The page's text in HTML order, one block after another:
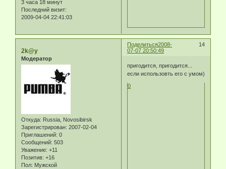
3 часа 18 минут
Последний визит:
2009-04-04 22:41:03
Поделиться 14
2008-
07-07 20:50:49
2k@y
Модератор
Откуда: Russia, Novosibirsk
Зарегистрирован: 2007-02-04
Приглашений: 0
Сообщений: 503
Уважение: +11
Позитив: +16
Пол: Мужской
пригодится, пригодится...
если использовть его с умом)
0